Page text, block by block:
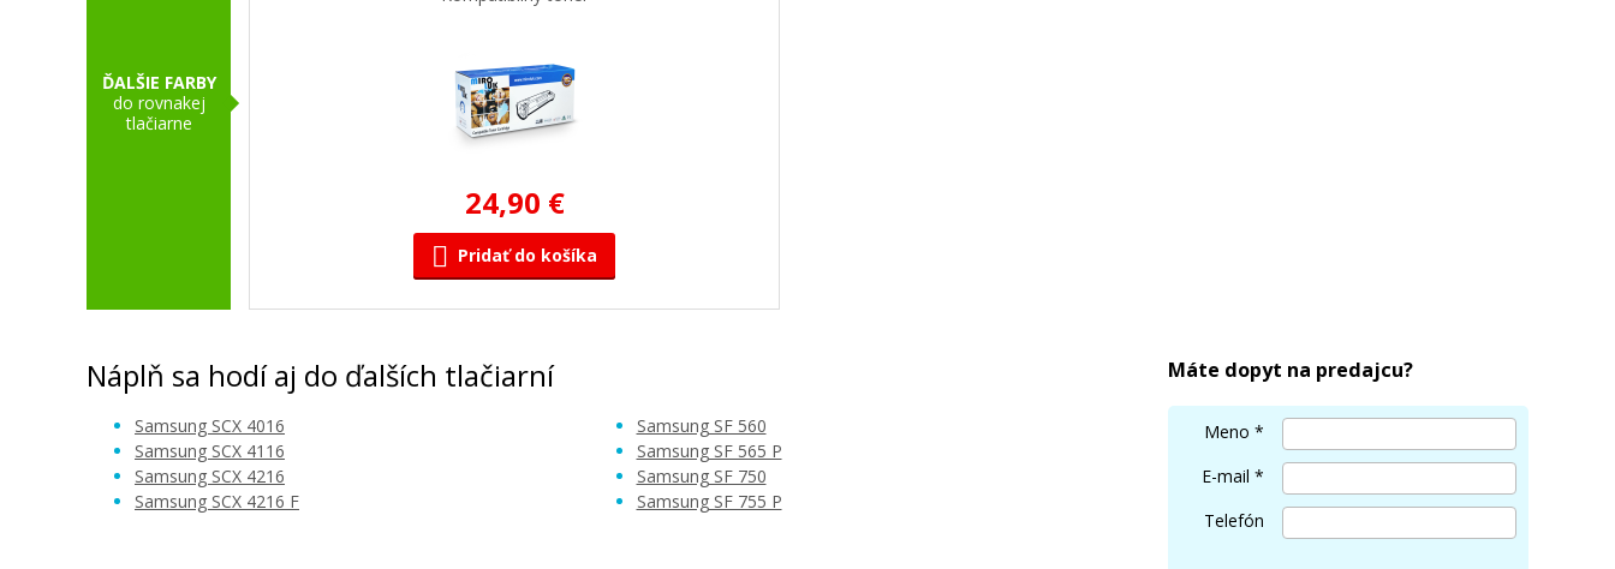
ĎALŠIE FARBY
do rovnakej
tlačiarne
24,90 €
Pridať do košíka
Náplň sa hodí aj do ďalších tlačiarní
Samsung SCX 4016
Samsung SCX 4116
Samsung SCX 4216
Samsung SCX 4216 F
Samsung SF 560
Samsung SF 565 P
Samsung SF 750
Samsung SF 755 P
Máte dopyt na predajcu?
Meno *
E-mail *
Telefón